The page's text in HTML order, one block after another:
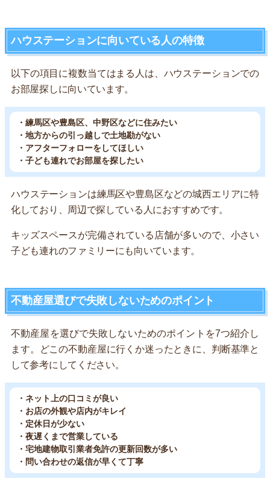
ハウステーションに向いている人の特徴
以下の項目に複数当てはまる人は、ハウステーションでの
お部屋探しに向いています。
・練馬区や豊島区、中野区などに住みたい
・地方からの引っ越しで土地勘がない
・アフターフォローをしてほしい
・子ども連れでお部屋を探したい
ハウステーションは練馬区や豊島区などの城西エリアに特
化しており、周辺で探している人におすすめです。
キッズスペースが完備されている店舗が多いので、小さい
子ども連れのファミリーにも向いています。
不動産屋選びで失敗しないためのポイント
不動産屋を選びで失敗しないためのポイントを7つ紹介し
ます。どこの不動産屋に行くか迷ったときに、判断基準と
して参考にしてください。
・ネット上の口コミが良い
・お店の外観や店内がキレイ
・定休日が少ない
・夜遅くまで営業している
・宅地建物取引業者免許の更新回数が多い
・問い合わせの返信が早くて丁寧